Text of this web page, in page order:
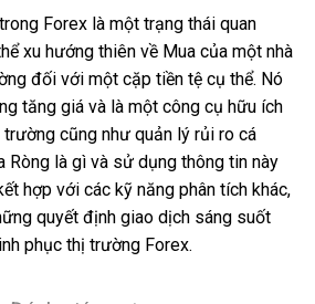
Forex là một trạng thái quan
xu hướng thiên về Mua của một nhà
đối với một cặp tiền tệ cụ thể. Nó
tăng giá và là một công cụ hữu ích
cũng như quản lý rủi ro cá
Ròng là gì và sử dụng thông tin này
hợp với các kỹ năng phân tích khác,
quyết định giao dịch sáng suốt
phục thị trường Forex.